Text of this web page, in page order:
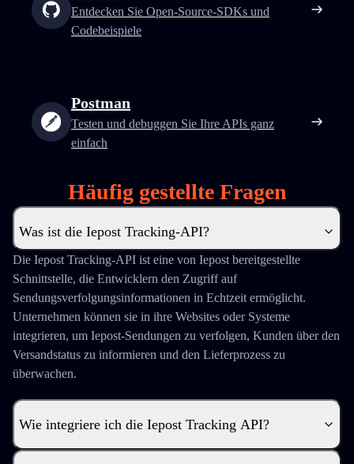
Entdecken Sie Open-Source-SDKs und
Codebeispiele
Postman
Testen und debuggen Sie Ihre APIs ganz
einfach
Häufig gestellte Fragen
Was ist die Iepost Tracking-API?
Die Iepost Tracking-API ist eine von Iepost bereitgestellte
Schnittstelle, die Entwicklern den Zugriff auf
Sendungsverfolgungsinformationen in Echtzeit ermöglicht.
Unternehmen können sie in ihre Websites oder Systeme
integrieren, um Iepost-Sendungen zu verfolgen, Kunden über den
Versandstatus zu informieren und den Lieferprozess zu
überwachen.
Wie integriere ich die Iepost Tracking API?